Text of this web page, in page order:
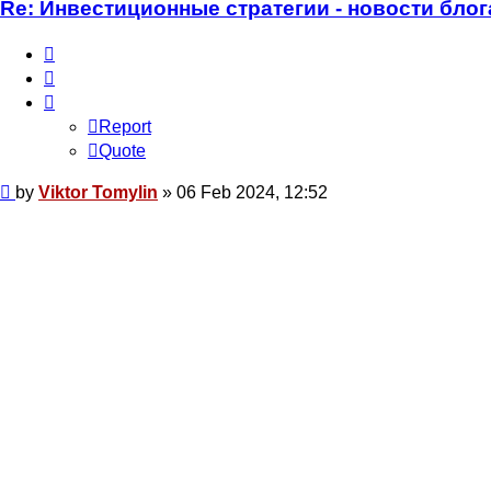
Re: Инвестиционные стратегии - новости
Report
Quote
Post
by Viktor Tomylin » 06 Feb 2024, 12:52